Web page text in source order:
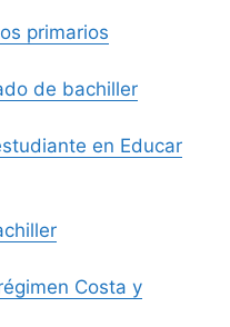
primarios
de bachiller
en Educar
Costa y